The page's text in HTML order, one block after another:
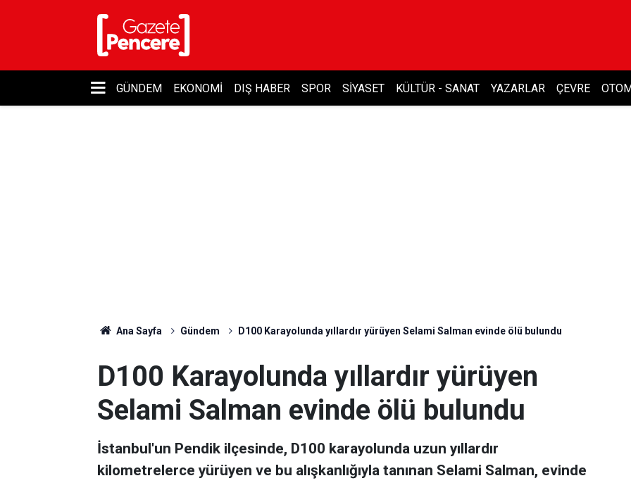
GÜNDEM EKONOMI DIŞ HABER SPOR SIYASET KÜLTÜR - SANAT YAZARLAR ÇEVRE
Ana Sayfa Gündem D100 Karayolunda yıllardır yürüyen Selami Salman evinde ölü bulundu
D100 Karayolunda yıllardır yürüyen
Selami Salman evinde ölü bulundu
İstanbul'un Pendik ilçesinde, D100 karayolunda uzun yıllardır
kilometrelerce yürüyen ve bu alışkanlığıyla tanınan Selami Salman, evinde